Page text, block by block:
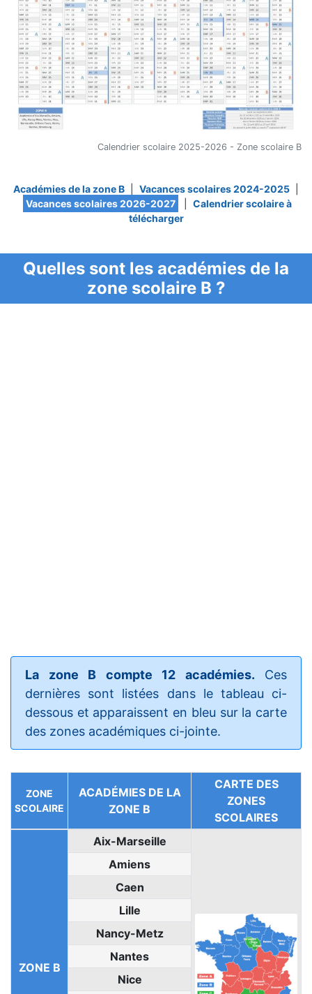
Calendrier scolaire 2025-2026 - Zone scolaire B
Académies de la zone B Vacances scolaires 2024-2025
Vacances scolaires 2026-2027
Calendrier scolaire à
télécharger
Quelles sont les académies de la
zone scolaire B ?
La zone B compte 12 académies. Ces
dernières sont listées dans le tableau ci-
dessous et apparaissent en bleu sur la carte
des zones académiques ci-jointe.
ZONE
SCOLAIRE
ACADÉMIES DE LA
ZONE B
CARTE DES
ZONES
SCOLAIRES
ZONE B
Aix-Marseille
Amiens
Caen
Lille
Nancy-Metz
Nantes
Nice